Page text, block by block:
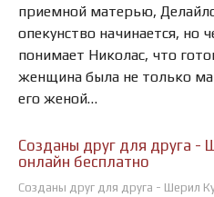
приемной матерью,
опекунство начинается, но
понимает Николас, что
женщина была не только
его женой…
Созданы друг для друга -
онлайн бесплатно
Созданы друг для друга - Шерил